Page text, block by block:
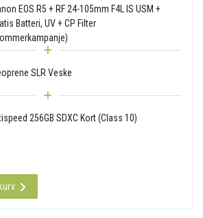
EOS R5 + RF 24-105mm F4L IS USM +
Batteri, UV + CP Filter
SLR Veske
256GB SDXC Kort (Class 10)